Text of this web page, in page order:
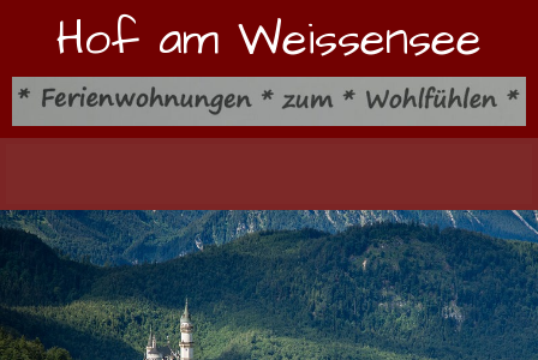
Hof am Weissensee